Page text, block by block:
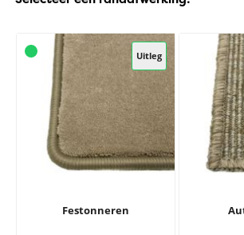
Uitleg
Festonneren